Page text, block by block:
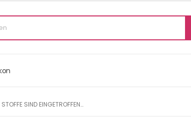
STOFFE SIND EINGETROFFEN…